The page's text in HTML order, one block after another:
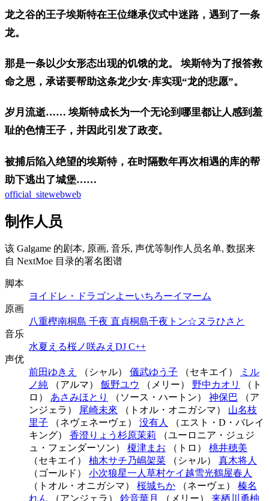
龙之谷的王子埃斯特在王位继承仪式中迷路，遇到了一条
龙。
那是一条以少女形态出现的饥饿的龙。 埃斯特为了报答救
命之恩，承诺要帮助这条龙少女·库实现“龙的悲愿”。
岁月流逝…… 埃斯特成长为一个无论到哪里都让人感到羞
耻的色情王子，并因此引发了政变。
被捕后陷入绝望的埃斯特，在时隔数年再次相遇的库的帮
助下逃出了城堡……
official_sitewebweb
制作人员
该 Galgame 的剧本, 原画, 音乐, 声优等制作人员名单, 数据来
自 NextMoe 目录的署名图谱
脚本
ヨイドレ・ドラゴンよーいちろーイマーム
原画
八重樫南桐島 千夜 直貞桐島千夜 トン☆ヌラひさと
音乐
水夏える桜ノ咲みえ DJ C++
声优
前田ゆきえ
（シャル） 儀武ゆう子 （セキエイ）
ミル
ノ純 （アルマ） 飯野ユウ （メリー） 野中カオリ
（ト
ロ） あさみほとり （ソース・ハートン） 神保巴 （ア
ンジェラ） 尾崎未來 （トオル・オニガシマ） 山名枝
里子 （ネヴェネーヴェ） 没有人
（エスト・D・バレイ
キング） 香澄りょう 杉原茉莉 （ユーロニア・ジュジ
ュ・フェンダーソン） 榎津まお （トロ） 桃井穂美
（セキエイ） 柚木サチ乃嶋架菜 （シャル） 真木将人
（ゴールド） 小次狼星一人草村ケイ 越雪光鶴屋春人
（トオル・オニガシマ） 桜城ちか （ネーヴェ） 榛名
れん （アンジェラ） 鈴音華月 （メリー） 来栖川勇柚